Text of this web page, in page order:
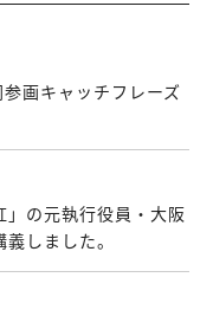
画キャッチフレーズ
」の元執行役員・大阪
しました。